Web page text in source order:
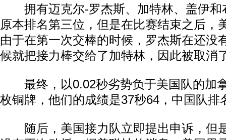
拥有迈克尔-罗杰斯、加特林、盖伊和
原本排名第三位，但是在比赛结束之后，
由于在第一次交棒的时候，罗杰斯在还没
候就把接力棒交给了加特林，因此被取消
最终，以0.02秒劣势负于美国队的加
枚铜牌，他们的成绩是37秒64，中国队排
随后，美国接力队立即提出申诉，但